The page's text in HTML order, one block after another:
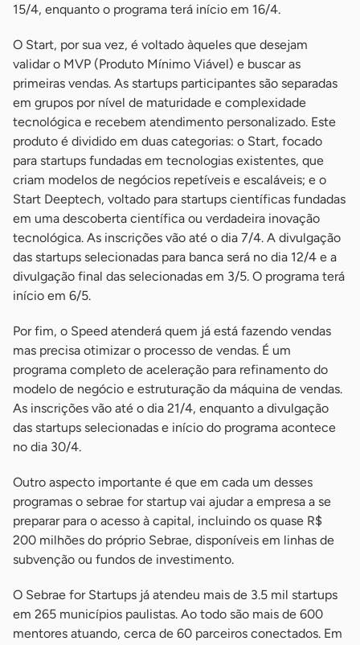
15/4, enquanto o programa terá início em 16/4.
O Start, por sua vez, é voltado àqueles que desejam
validar o MVP (Produto Mínimo Viável) e buscar as
primeiras vendas. As startups participantes são separadas
em grupos por nível de maturidade e complexidade
tecnológica e recebem atendimento personalizado. Este
produto é dividido em duas categorias: o Start, focado
para startups fundadas em tecnologias existentes, que
criam modelos de negócios repetíveis e escaláveis; e o
Start Deeptech, voltado para startups científicas fundadas
em uma descoberta científica ou verdadeira inovação
tecnológica. As inscrições vão até o dia 7/4. A divulgação
das startups selecionadas para banca será no dia 12/4 e a
divulgação final das selecionadas em 3/5. O programa terá
início em 6/5.
Por fim, o Speed atenderá quem já está fazendo vendas
mas precisa otimizar o processo de vendas. É um
programa completo de aceleração para refinamento do
modelo de negócio e estruturação da máquina de vendas.
As inscrições vão até o dia 21/4, enquanto a divulgação
das startups selecionadas e início do programa acontece
no dia 30/4.
Outro aspecto importante é que em cada um desses
programas o sebrae for startup vai ajudar a empresa a se
preparar para o acesso à capital, incluindo os quase R$
200 milhões do próprio Sebrae, disponíveis em linhas de
subvenção ou fundos de investimento.
O Sebrae for Startups já atendeu mais de 3.5 mil startups
em 265 municípios paulistas. Ao todo são mais de 600
mentores atuando, cerca de 60 parceiros conectados. Em